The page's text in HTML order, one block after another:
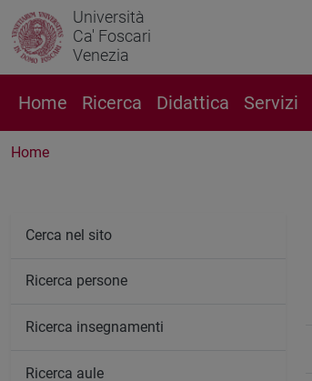
Università
Ca' Foscari
Venezia
Home Ricerca Didattica Servizi
Home
Cerca nel sito
Ricerca persone
Ricerca insegnamenti
Ricerca aule